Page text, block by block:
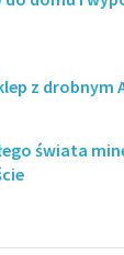
z drobnym
świata